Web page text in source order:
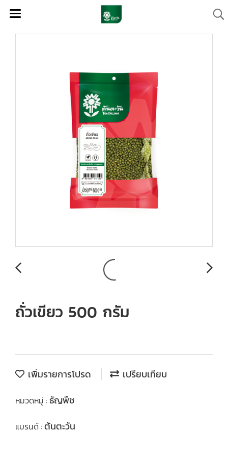
ถั่วเขียว 500 กรัม
เพิ่มรายการโปรด เปรียบเทียบ
หมวดหมู่ : ธัญพืช
แบรนด์ : ต้นตะวัน